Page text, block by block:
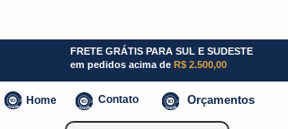
FRETE GRÁTIS PARA SUL E SUDESTE
em pedidos acima de R$ 2.500,00
Home Contato Orçamentos